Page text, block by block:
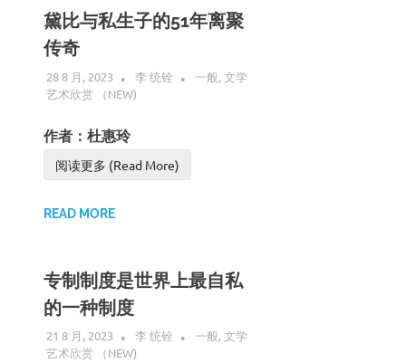
黛比与私生子的51年离聚
传奇
28 8 月, 2023 李 统铨 一般,文学
艺术欣赏 （NEW)
作者：杜惠玲
阅读更多 (Read More)
READ MORE
专制制度是世界上最自私
的一种制度
21 8 月, 2023 李 统铨 一般,文学
艺术欣赏 （NEW)